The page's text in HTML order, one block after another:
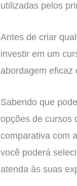
utilizadas pelos
Antes de criar
investir em um
abordagem eficaz
Sabendo que
opções de cursos
comparativa com
você poderá
atenda às suas